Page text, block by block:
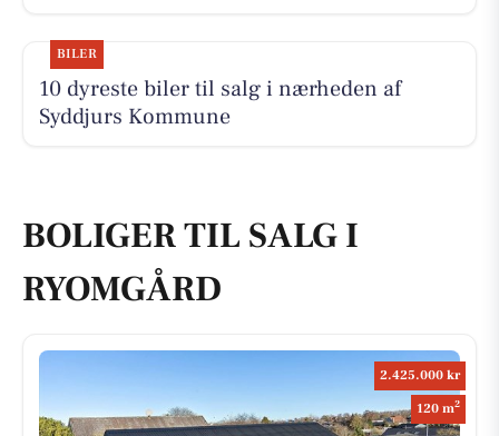
BILER
10 dyreste biler til salg i nærheden af
Syddjurs Kommune
BOLIGER TIL SALG I
RYOMGÅRD
2.425.000 kr
120 m2